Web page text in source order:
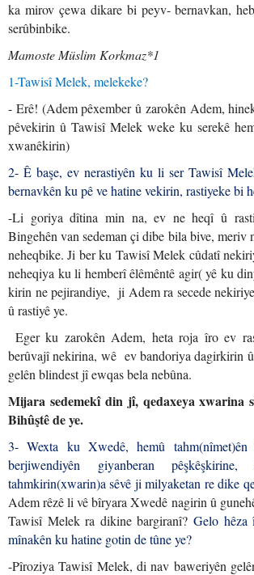
ka mirov çewa dikare bi peyv- bernavkan,
serûbinbike.
Mamoste Müslim Korkmaz*1
1-Tawisî Melek, melekeke?
- Erê! (Adem pêxember û zarokên Adem,
pêvekirin û Tawisî Melek weke ku serekê
xwanêkirin)
2- Ê başe, ev nerastiyên ku li ser Tawisî
bernavkên ku pê ve hatine vekirin, rastiyeke bi
-Li goriya dîtina min na, ev ne heqî û
Bingehên van sedeman çi dibe bila bive, meriv
neheqbike. Ji ber ku Tawisî Melek cûdatî
neheqiya ku li hemberî êlêmêntê agir( yê ku
kirin ne pejirandiye, ji Adem ra secede
û rastiyê ye.
Eger ku zarokên Adem, heta roja îro ev
berûvajî nekirina, wê ev bandoriya dagirkirin
gelên blindest jî ewqas bela nebûna.
Mijara sedemekî din jî, qedaxeya xwarina
Bihûştê de ye.
3- Wexta ku Xwedê, hemû
berjiwendiyên giyanberan
tahmkirin(xwarin)a sêvê ji milyaketan re dike
Adem rêzê li vê bîryara Xwedê nagirin û
Tawisî Melek ra dikine bargiranî? Gelo hêza
mînakên ku hatine gotin de tûne ye?
-Pîroziya Tawisî Melek, di nav baweriyên